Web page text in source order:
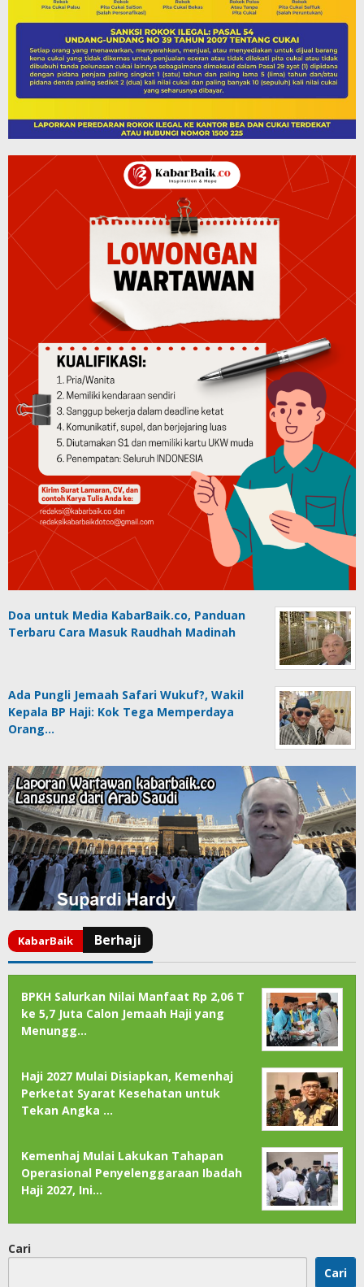
Doa untuk Media KabarBaik.co, Panduan
Terbaru Cara Masuk Raudhah Madinah
Ada Pungli Jemaah Safari Wukuf?, Wakil
Kepala BP Haji: Kok Tega Memperdaya
Orang…
BPKH Salurkan Nilai Manfaat Rp 2,06 T
ke 5,7 Juta Calon Jemaah Haji yang
Menungg…
Haji 2027 Mulai Disiapkan, Kemenhaj
Perketat Syarat Kesehatan untuk
Tekan Angka …
Kemenhaj Mulai Lakukan Tahapan
Operasional Penyelenggaraan Ibadah
Haji 2027, Ini…
Cari
Cari